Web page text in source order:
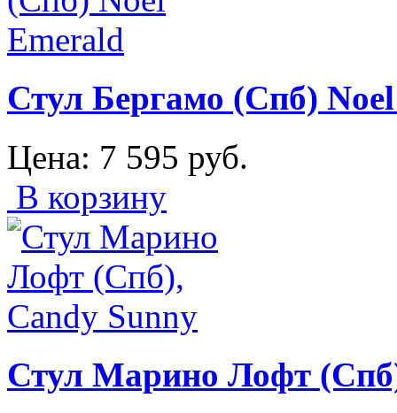
Стул Бергамо (Спб)
Цена: 7 595 руб.
В корзину
Стул Марино Лофт